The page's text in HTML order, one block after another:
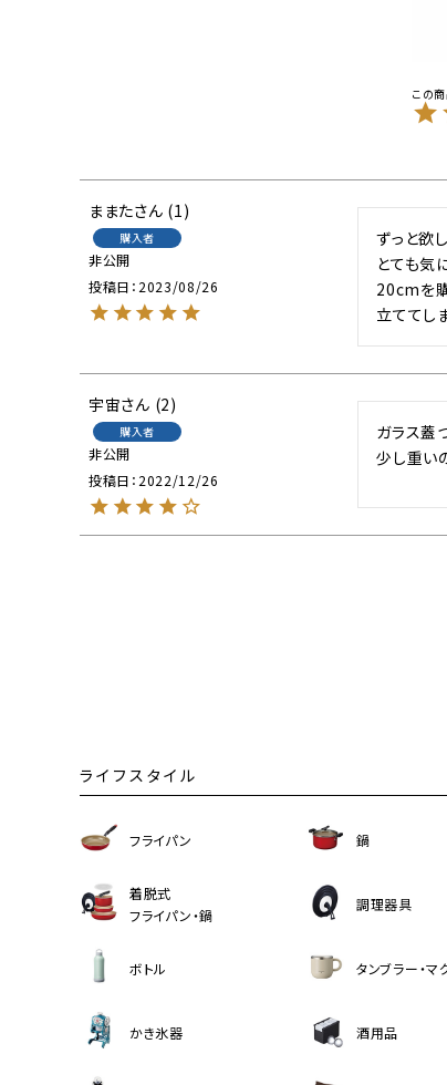
ままた
1
購入者
非公開
投稿日 2023/08/26
ずっと欲
とても気
20cmを購
宇宙 2
購入者
非公開
投稿日 2022/12/26
ガラス蓋
少し重い
ライフスタイル
フライパン 鍋
着脱式
フライパン・鍋
調理器具
ボトル タンブラー・マ
かき氷器 酒用品